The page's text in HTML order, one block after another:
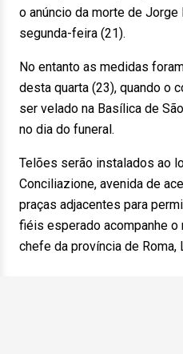
o anúncio da morte de Jorge
segunda-feira (21).
No entanto as medidas
desta quarta (23), quando o
ser velado na Basílica de
no dia do funeral.
Telões serão instalados ao
Conciliazione, avenida de
praças adjacentes para
fiéis esperado acompanhe
chefe da província de Roma,